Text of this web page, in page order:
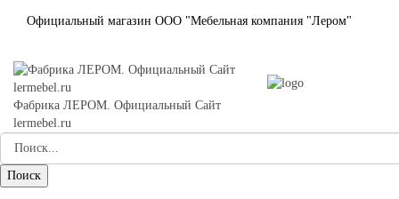
Официальный магазин ООО "Мебельная компания "Лером"
Фабрика ЛЕРОМ. Официальный Сайт
lermebel.ru